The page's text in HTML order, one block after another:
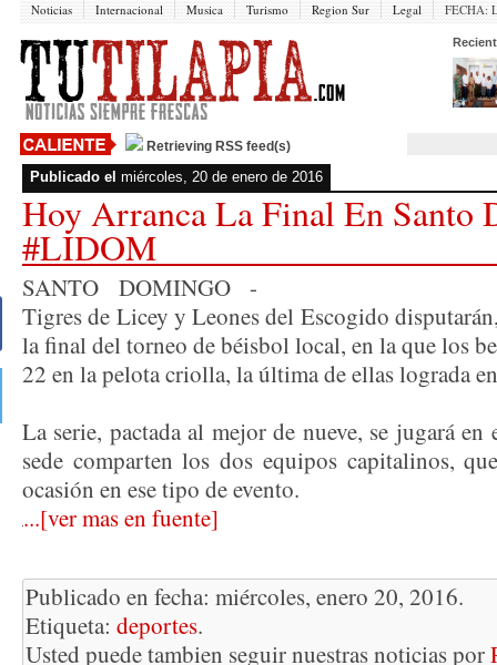
Noticias Internacional Musica Turismo Region Sur Legal FECHA:
Retrieving RSS feed(s)
Publicado el miércoles, 20 de enero de 2016
Hoy Arranca La Final En Santo
#LIDOM
SANTO DOMINGO -
Tigres de Licey y Leones del Escogido
la final del torneo de béisbol local, en la que los
22 en la pelota criolla, la última de ellas lograda
La serie, pactada al mejor de nueve, se jugará en
sede comparten los dos equipos capitalinos,
ocasión en ese tipo de evento.
...[ver mas en fuente]
Publicado en fecha: miércoles, enero 20, 2016.
Etiqueta: deportes.
Usted puede tambien seguir nuestras noticias por